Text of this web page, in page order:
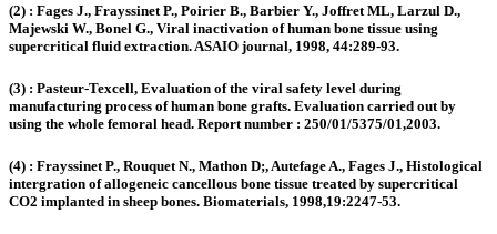
(2) : Fages J., Frayssinet P., Poirier B., Barbier Y., Joffret ML, Larzul D.,
Majewski W., Bonel G., Viral inactivation of human bone tissue using
supercritical fluid extraction. ASAIO journal, 1998, 44:289-93.
(3) : Pasteur-Texcell, Evaluation of the viral safety level during
manufacturing process of human bone grafts. Evaluation carried out by
using the whole femoral head. Report number : 250/01/5375/01,2003.
(4) : Frayssinet P., Rouquet N., Mathon D;, Autefage A., Fages J., Histological
intergration of allogeneic cancellous bone tissue treated by supercritical
CO2 implanted in sheep bones. Biomaterials, 1998,19:2247-53.